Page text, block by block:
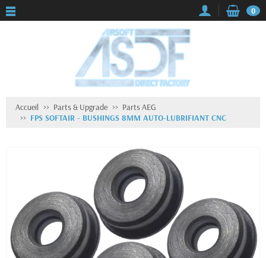
0
Accueil Parts & Upgrade
Parts AEG
FPS SOFTAIR - BUSHINGS 8MM AUTO-LUBRIFIANT CNC